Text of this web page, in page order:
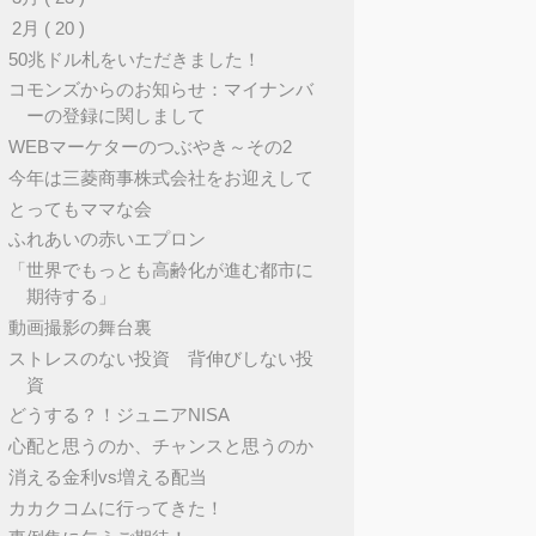
2月 ( 20 )
50兆ドル札をいただきました！
コモンズからのお知らせ：マイナンバ
ーの登録に関しまして
WEBマーケターのつぶやき～その2
今年は三菱商事株式会社をお迎えして
とってもママな会
ふれあいの赤いエプロン
「世界でもっとも高齢化が進む都市に
期待する」
動画撮影の舞台裏
ストレスのない投資 背伸びしない投
資
どうする？！ジュニアNISA
心配と思うのか、チャンスと思うのか
消える金利vs増える配当
カカクコムに行ってきた！